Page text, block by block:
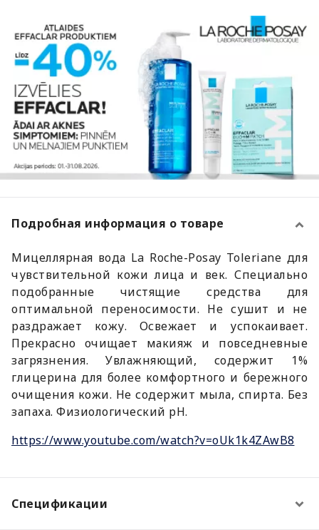
Подробная информация о товаре
Мицеллярная вода La Roche-Posay Toleriane для
чувствительной кожи лица и век. Специально
подобранные чистящие средства для
оптимальной переносимости. Не сушит и не
раздражает кожу. Освежает и успокаивает.
Прекрасно очищает макияж и повседневные
загрязнения. Увлажняющий, содержит 1%
глицерина для более комфортного и бережного
очищения кожи. Не содержит мыла, спирта. Без
запаха. Физиологический pH.
https://www.youtube.com/watch?v=oUk1k4ZAwB8
Спецификации